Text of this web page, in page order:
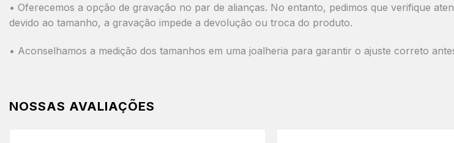
• Oferecemos a opção de gravação no par de alianças. No entanto, pedimos que verifique
devido ao tamanho, a gravação impede a devolução ou troca do produto.
• Aconselhamos a medição dos tamanhos em uma joalheria para garantir o ajuste correto
NOSSAS AVALIAÇÕES